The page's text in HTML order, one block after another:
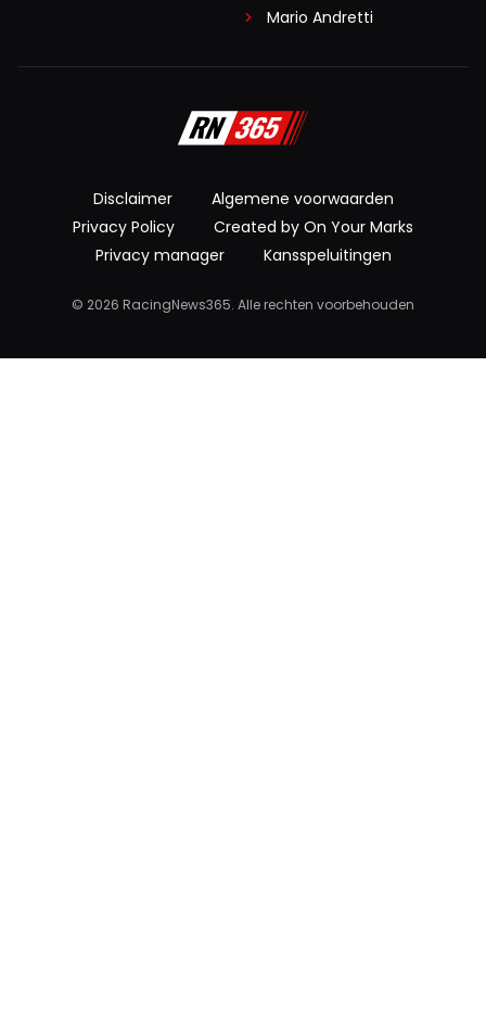
Mario Andretti
Disclaimer
Algemene voorwaarden
Privacy Policy
Created by On Your Marks
Privacy manager
Kansspeluitingen
© 2026 RacingNews365. Alle rechten voorbehouden